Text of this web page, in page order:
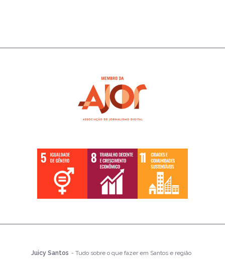
Juicy Santos - Tudo sobre o que fazer em Santos e região